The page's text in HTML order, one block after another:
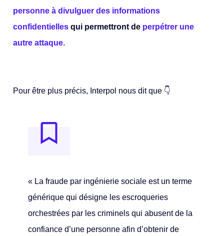
personne à divulguer des informations
confidentielles qui permettront de perpétrer une
autre attaque.
Pour être plus précis, Interpol nous dit que 👇
« La fraude par ingénierie sociale est un terme
générique qui désigne les escroqueries
orchestrées par les criminels qui abusent de la
confiance d’une personne afin d’obtenir de